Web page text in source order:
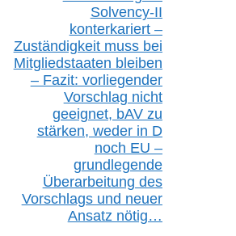
Solvency-II
konterkariert –
Zuständigkeit muss bei
Mitgliedstaaten bleiben
– Fazit: vorliegender
Vorschlag nicht
geeignet, bAVzu
stärken, weder in D
noch EU –
grundlegende
Überarbeitung des
Vorschlags und neuer
Ansatz nötig…